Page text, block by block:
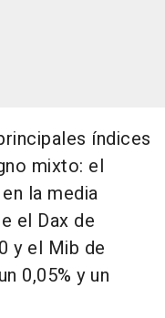
índices
mixto: el
la media
el Dax de
y el Mib de
0,05% y un